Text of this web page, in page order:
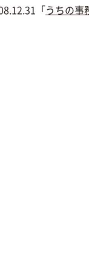
「うちの事